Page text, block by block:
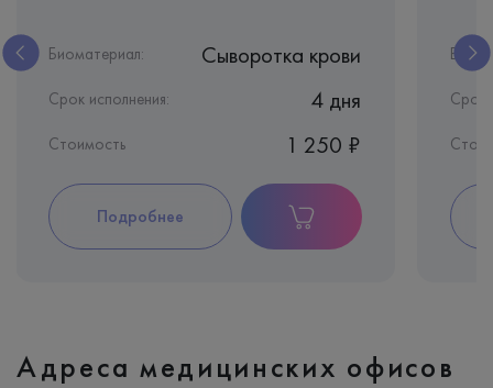
Биоматериал: Сыворотка крови
Срок исполнения: 4 дня
Стоимость 1 250 ₽
Подробнее
Срок
Адреса медицинских офисов